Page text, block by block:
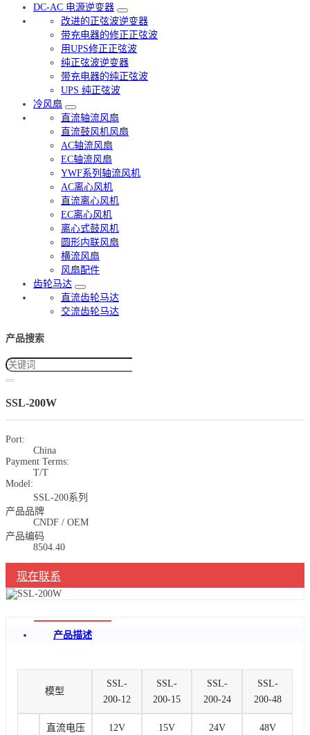
DC-AC 电源逆变器
改进的正弦波逆变器
带充电器的修正正弦波
用UPS修正正弦波
纯正弦波逆变器
带充电器的纯正弦波
UPS 纯正弦波
冷风扇
直流轴流风扇
直流鼓风机风扇
AC轴流风扇
EC轴流风扇
YWF系列轴流风机
AC离心风机
直流离心风机
EC离心风机
离心式鼓风机
圆形内联风扇
横流风扇
风扇配件
齿轮马达
直流齿轮马达
交流齿轮马达
产品搜索
SSL-200W
Port:
China
Payment Terms:
T/T
Model:
SSL-200系列
产品品牌
CNDF / OEM
产品编码
8504.40
现在联系
产品描述
模型
SSL-
200-12
SSL-
200-15
SSL-
200-24
SSL-
200-48
直流电压 12V 15V 24V 48V